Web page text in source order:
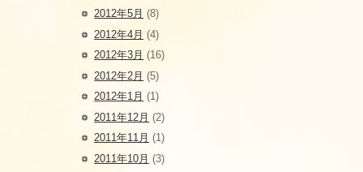
2012年5月 (8)
2012年4月 (4)
2012年3月 (16)
2012年2月 (5)
2012年1月 (1)
2011年12月 (2)
2011年11月 (1)
2011年10月 (3)